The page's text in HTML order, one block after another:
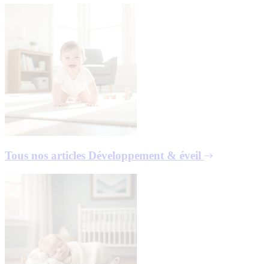
Tous nos articles Développement & éveil